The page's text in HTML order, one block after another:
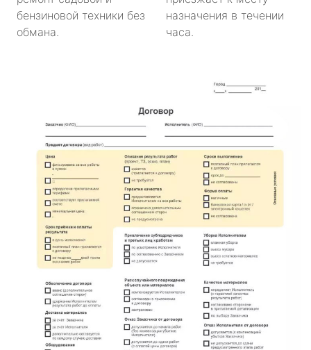
бензиновой техники без
обмана.
назначения в течении
часа.